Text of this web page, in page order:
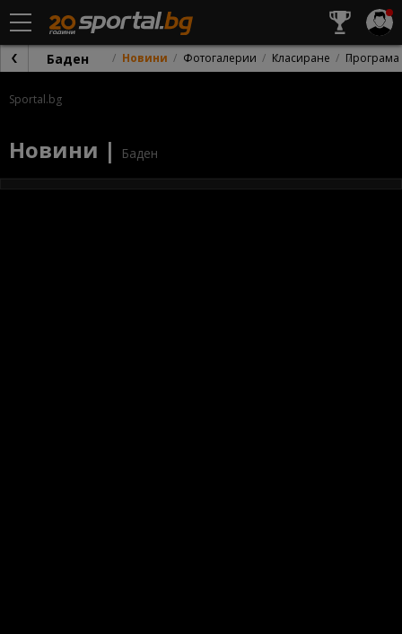
Баден Новини Фотогалерии Класиране Програма
Sportal.bg
Новини | Баден